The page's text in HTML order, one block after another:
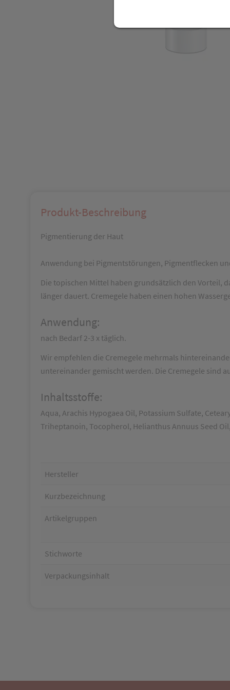
Produkt-Beschreibung
Pigmentierung der Haut
Anwendung bei Pigmentstörungen, Pigmentflecken
Die topischen Mittel haben grundsätzlich den Vorteil,
länger dauert. Cremegele haben einen hohen
Anwendung:
nach Bedarf 2-3 x täglich.
Wir empfehlen die Cremegele mehrmals
untereinander gemischt werden. Die Cremegele sind
Inhaltsstoffe:
Aqua, Arachis Hypogaea Oil, Potassium Sulfate,
Triheptanoin, Tocopherol, Helianthus Annuus Seed
Hersteller
Kurzbezeichnung
Artikelgruppen
Stichworte
Verpackungsinhalt